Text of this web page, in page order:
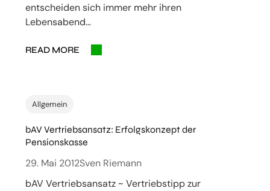
entscheiden sich immer mehr ihren
Lebensabend…
READ MORE
Allgemein
bAV Vertriebsansatz: Erfolgskonzept der
Pensionskasse
29. Mai 2012Sven Riemann
bAV Vertriebsansatz ~ Vertriebstipp zur